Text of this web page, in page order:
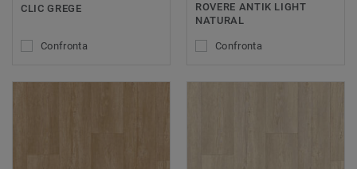
CLIC GREGE
Confronta
ROVERE ANTIK LIGHT
NATURAL
Confronta